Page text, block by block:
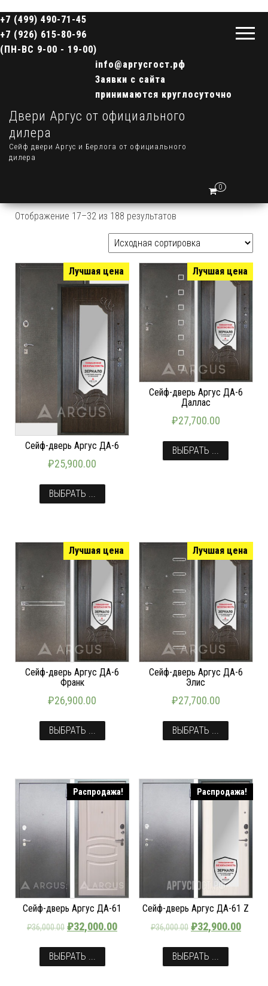
+7 (499) 490-71-45
+7 (926) 615-80-96
(ПН-ВС 9-00 - 19-00)
info@аргусгост.рф
Заявки с сайта
принимаются круглосуточно
Двери Аргус от официального
дилера
Сейф двери Аргус и Берлога от официального
дилера
0
Отображение 17–32 из 188 результатов
Лучшая цена
Сейф-дверь Аргус ДА-6
₽25,900.00
ВЫБРАТЬ ...
Лучшая цена
Сейф-дверь Аргус ДА-6
Даллас
₽27,700.00
ВЫБРАТЬ ...
Лучшая цена
Сейф-дверь Аргус ДА-6
Франк
₽26,900.00
ВЫБРАТЬ ...
Лучшая цена
Сейф-дверь Аргус ДА-6
Элис
₽27,700.00
ВЫБРАТЬ ...
Распродажа!
Сейф-дверь Аргус ДА-61
₽36,000.00 ₽32,000.00
ВЫБРАТЬ ...
Распродажа!
Сейф-дверь Аргус ДА-61 Z
₽36,000.00 ₽32,900.00
ВЫБРАТЬ ...